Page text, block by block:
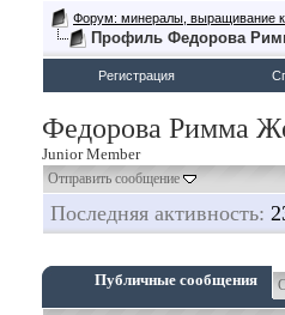
Форум: минералы, выращивание
Профиль Федорова
Регистрация
Федорова Римма
Junior Member
Отправить сообщение
Последняя активность:
Публичные сообщения